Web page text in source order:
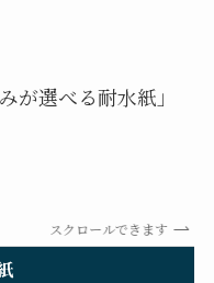
が選べる耐水紙」
スクロールできます